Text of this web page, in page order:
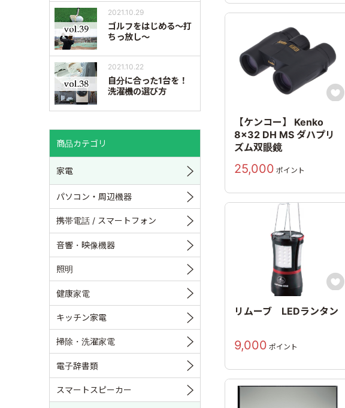

【ケンコー】 Kenko
8×32 DH MS ダハプリ
ズム双眼鏡
25,000 ポイント

リムーブ LEDランタン
9,000 ポイント
2021.10.29
ゴルフをはじめる～打
ちっ放し～
2021.10.22
自分に合った1台を！
洗濯機の選び方
商品カテゴリ
家電
パソコン・周辺機器
携帯電話 / スマートフォン
音響・映像機器
照明
健康家電
キッチン家電
掃除・洗濯家電
電子辞書類
スマートスピーカー